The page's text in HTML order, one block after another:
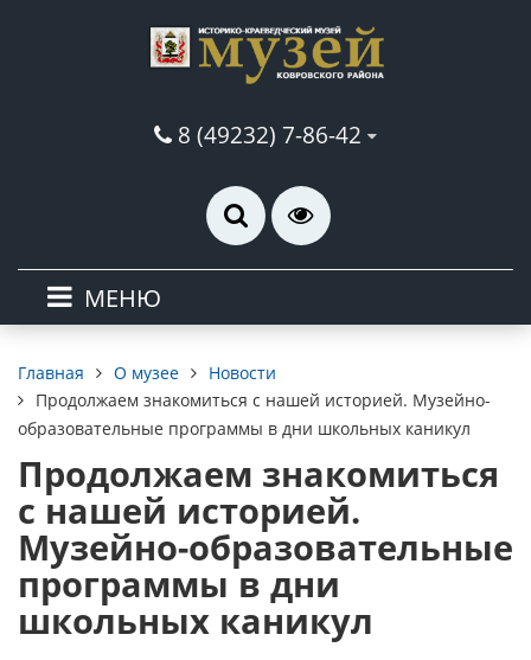
8 (49232) 7-86-42
МЕНЮ
Главная О музее
Новости
Продолжаем знакомиться с нашей историей. Музейно-
образовательные программы в дни школьных каникул
Продолжаем знакомиться
с нашей историей.
Музейно-образовательные
программы в дни
школьных каникул